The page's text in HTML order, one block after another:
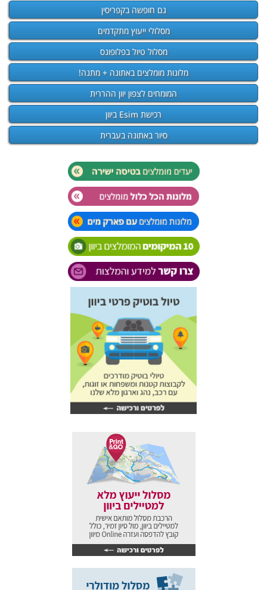
גם חופשה בקפריסין
מסלולי ייעוץ מתקדמים
מסלול טיול בפלופונס
מלונות מומלצים באתונה + מתנה!
המומחים לצפון יוון ההררית
רכישת Esim ביוון
סיור באתונה בעברית